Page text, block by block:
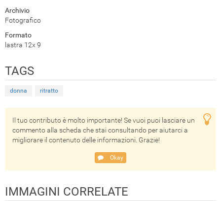
Archivio
Fotografico
Formato
lastra 12x 9
TAGS
donna ritratto
Il tuo contributo è molto importante! Se vuoi puoi lasciare un
commento alla scheda che stai consultando per aiutarci a
migliorare il contenuto delle informazioni. Grazie!
Okay
IMMAGINI CORRELATE